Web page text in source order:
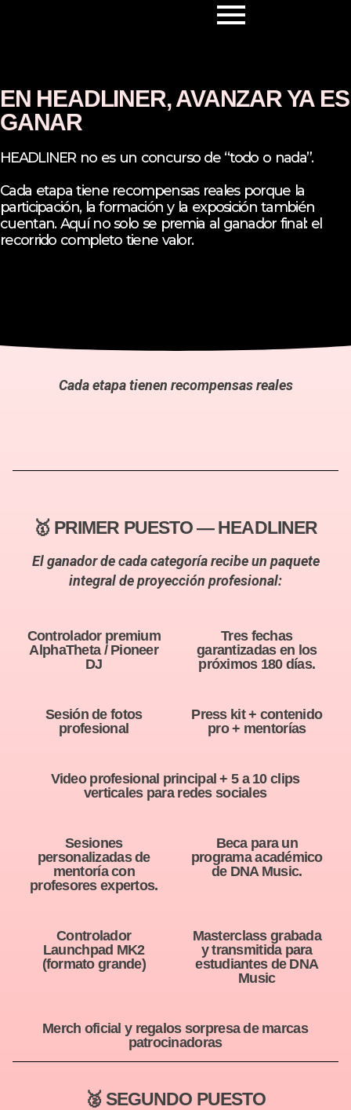
EN HEADLINER, AVANZAR YA ES
GANAR
HEADLINER no es un concurso de “todo o nada”.
Cada etapa tiene recompensas reales porque la
participación, la formación y la exposición también
cuentan. Aquí no solo se premia al ganador final: el
recorrido completo tiene valor.
Cada etapa tienen recompensas reales
🥇 PRIMER PUESTO — HEADLINER
El ganador de cada categoría recibe un paquete
integral de proyección profesional:
Controlador premium
AlphaTheta / Pioneer
DJ
Tres fechas
garantizadas en los
próximos 180 días.
Sesión de fotos
profesional
Press kit + contenido
pro + mentorías
Video profesional principal + 5 a 10 clips
verticales para redes sociales
Sesiones
personalizadas de
mentoría con
profesores expertos.
Beca para un
programa académico
de DNA Music.
Controlador
Launchpad MK2
(formato grande)
Masterclass grabada
y transmitida para
estudiantes de DNA
Music
Merch oficial y regalos sorpresa de marcas
patrocinadoras
🥈 SEGUNDO PUESTO